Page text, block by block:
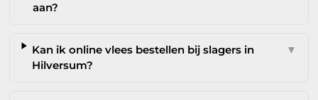
aan?
Kan ik online vlees bestellen bij slagers in
Hilversum?
▼